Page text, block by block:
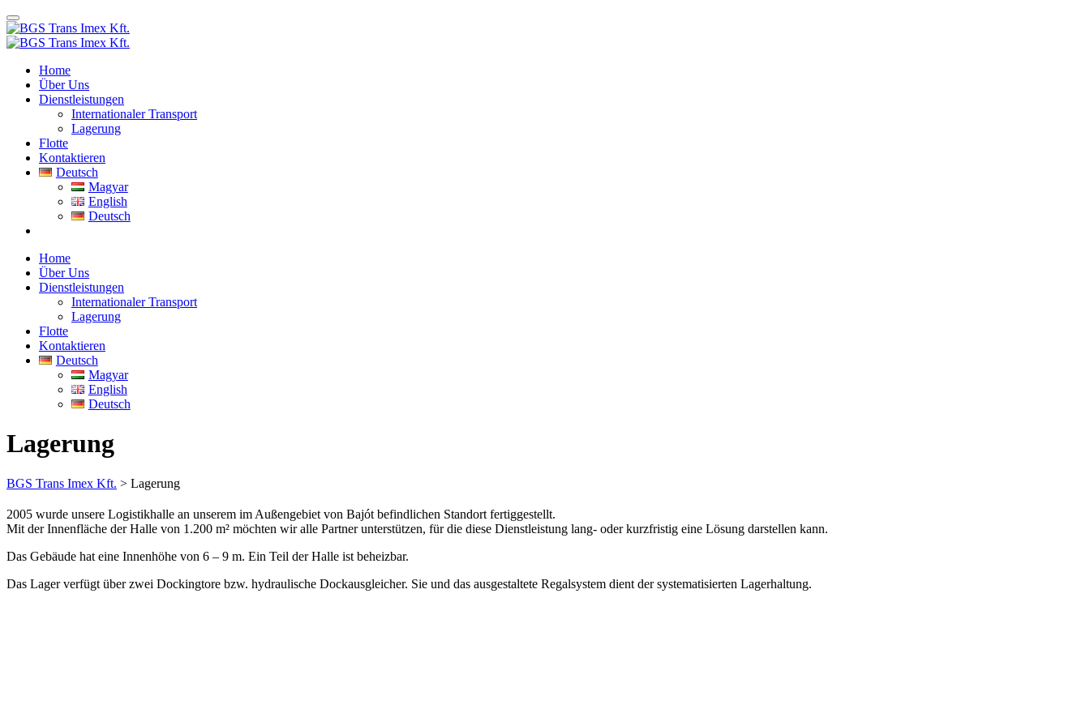
Home
Über Uns
Dienstleistungen
Internationaler Transport
Lagerung
Flotte
Kontaktieren
Deutsch
Magyar
English
Deutsch
Home
Über Uns
Dienstleistungen
Internationaler Transport
Lagerung
Flotte
Kontaktieren
Deutsch
Magyar
English
Deutsch
Lagerung
BGS Trans Imex Kft. > Lagerung
2005 wurde unsere Logistikhalle an unserem im Außengebiet von Bajót befindlichen Standort fertiggestellt.
Mit der Innenfläche der Halle von 1.200 m² möchten wir alle Partner unterstützen, für die diese Dienstleistung lang- oder kurzfristig eine Lösung darstellen kann.
Das Gebäude hat eine Innenhöhe von 6 – 9 m. Ein Teil der Halle ist beheizbar.
Das Lager verfügt über zwei Dockingtore bzw. hydraulische Dockausgleicher. Sie und das ausgestaltete Regalsystem dient der systematisierten Lagerhaltung.